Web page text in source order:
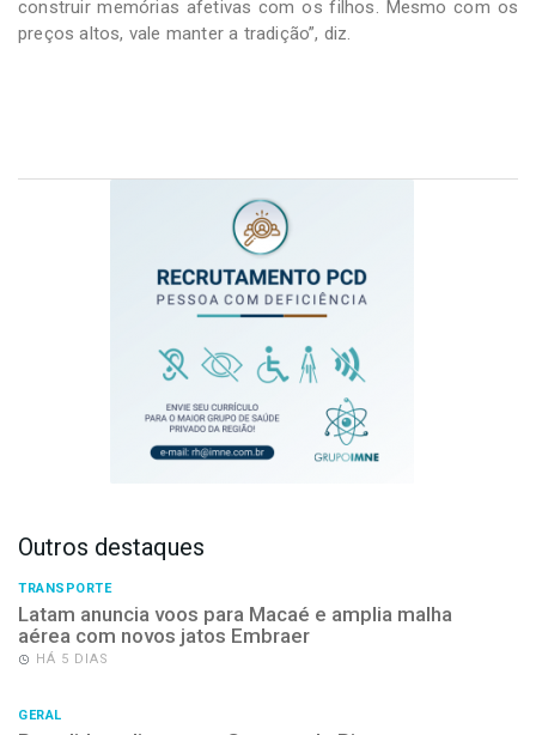
construir memórias afetivas com os filhos. Mesmo com os
preços altos, vale manter a tradição”, diz.
Outros destaques
TRANSPORTE
Latam anuncia voos para Macaé e amplia malha
aérea com novos jatos Embraer
HÁ 5 DIAS
GERAL